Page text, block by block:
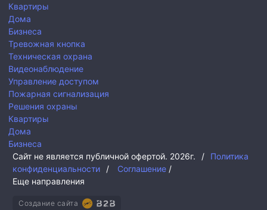
Квартиры
Дома
Бизнеса
Тревожная кнопка
Техническая охрана
Видеонаблюдение
Управление доступом
Пожарная сигнализация
Решения охраны
Квартиры
Дома
Бизнеса
Сайт не является публичной офертой. 2026г. /
Политика
конфиденциальности
/ Соглашение /
Еще направления
Создание сайта